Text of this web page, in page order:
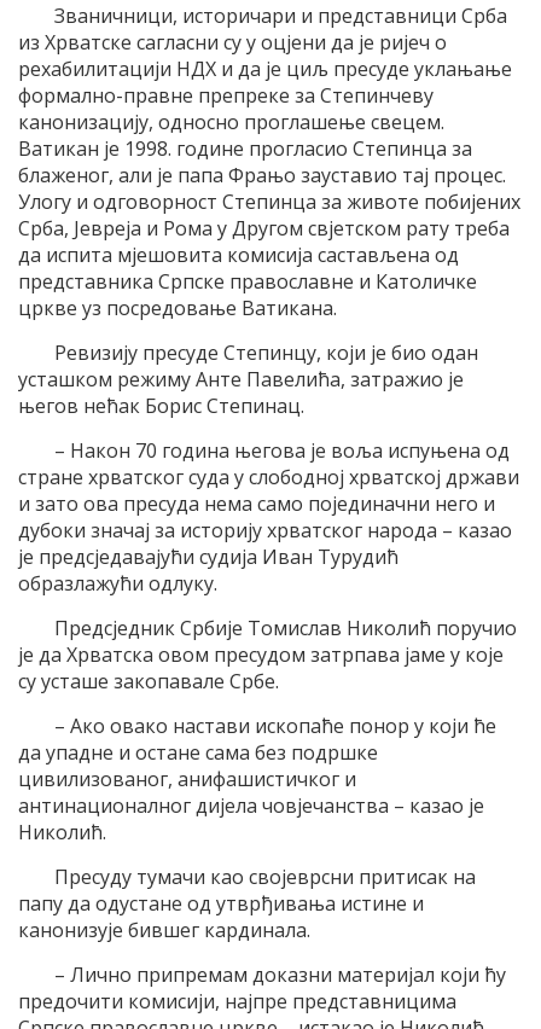
Званичници, историчари и представници Срба
из Хрватске сагласни су у оцјени да је ријеч о
рехабилитацији НДХ и да је циљ пресуде уклањање
формално-правне препреке за Степинчеву
канонизацију, односно проглашење свецем.
Ватикан је 1998. године прогласио Степинца за
блаженог, али је папа Фрањо зауставио тај процес.
Улогу и одговорност Степинца за животе побијених
Срба, Јевреја и Рома у Другом свјетском рату треба
да испита мјешовита комисија састављена од
представника Српске православне и Католичке
цркве уз посредовање Ватикана.
Ревизију пресуде Степинцу, који је био одан
усташком режиму Анте Павелића, затражио је
његов нећак Борис Степинац.
– Након 70 година његова је воља испуњена од
стране хрватског суда у слободној хрватској држави
и зато ова пресуда нема само појединачни него и
дубоки значај за историју хрватског народа – казао
је предсједавајући судија Иван Турудић
образлажући одлуку.
Предсједник Србије Томислав Николић поручио
је да Хрватска овом пресудом затрпава јаме у које
су усташе закопавале Србе.
– Ако овако настави ископаће понор у који ће
да упадне и остане сама без подршке
цивилизованог, анифашистичког и
антинационалног дијела човјечанства – казао је
Николић.
Пресуду тумачи као својеврсни притисак на
папу да одустане од утврђивања истине и
канонизује бившег кардинала.
– Лично припремам доказни материјал који ћу
предочити комисији, најпре представницима